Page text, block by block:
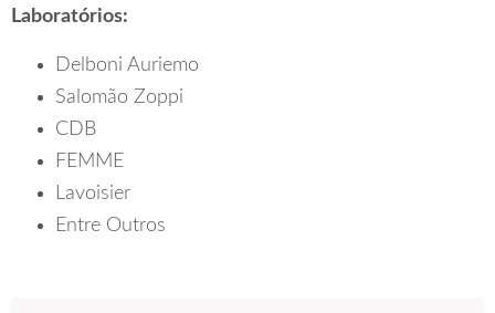
Laboratórios:
Delboni Auriemo
Salomão Zoppi
CDB
FEMME
Lavoisier
Entre Outros